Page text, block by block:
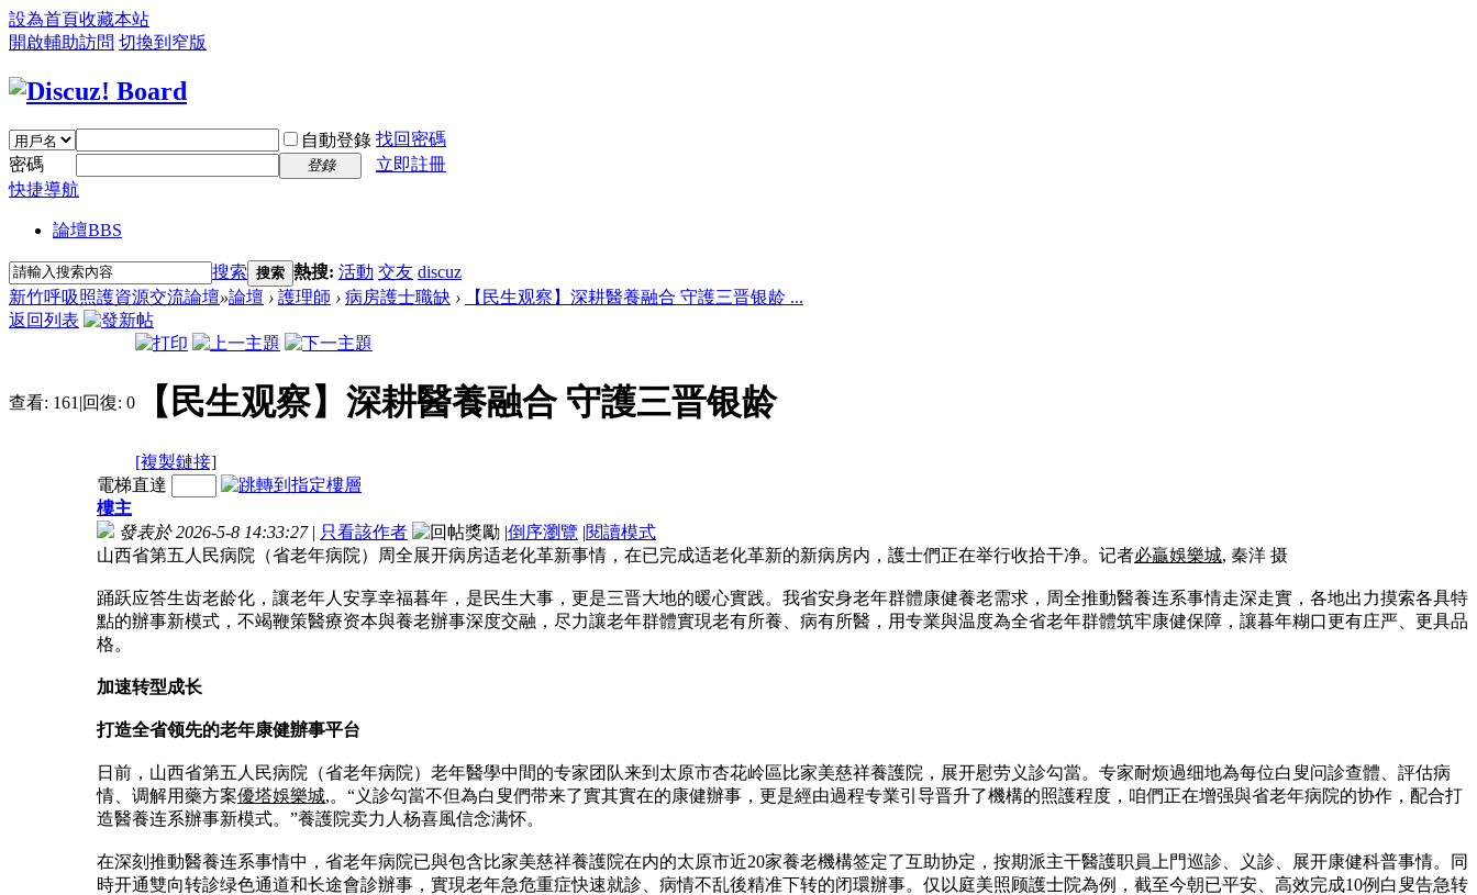
設為首頁收藏本站
開啟輔助訪問 切換到窄版
自動登錄 找回密碼
密碼
登錄
立即註冊
快捷導航
論壇BBS
搜索 搜索 熱搜: 活動 交友 discuz
新竹呼吸照護資源交流論壇»論壇 › 護理師 › 病房護士職缺 ›
【民生观察】深耕醫養融合 守護三晋银龄 ...
返回列表
查看: 161 |回復: 0 【民生观察】深耕醫養融合 守護三晋银龄
[複製鏈接]
電梯直達
樓主
發表於 2026-5-8 14:33:27 | 只看該作者 |倒序瀏覽 |閱讀模式
山西省第五人民病院（省老年病院）周全展开病房适老化革新事情，在已完成适老化革新的新病房内，護士們正在举行收拾干净。记者必贏娛樂城, 秦洋 摄
踊跃应答生齿老龄化，讓老年人安享幸福暮年，是民生大事，更是三晋大地的暖心實践。我省安身老年群體康健養老需求，周全推動醫養连系事情走深走實，各地出力摸索各具特
點的辦事新模式，不竭鞭策醫療资本與養老辦事深度交融，尽力讓老年群體實現老有所養、病有所醫，用专業與温度為全省老年群體筑牢康健保障，讓暮年糊口更有庄严、更具品
格。
加速转型成长
打造全省领先的老年康健辦事平台
日前，山西省第五人民病院（省老年病院）老年醫學中間的专家团队来到太原市杏花岭區比家美慈祥養護院，展开慰劳义診勾當。专家耐烦過细地為每位白叟问診查體、評估病
情、调解用藥方案優塔娛樂城,。“义診勾當不但為白叟們带来了實其實在的康健辦事，更是經由過程专業引导晋升了機構的照護程度，咱們正在增强與省老年病院的协作，配合打
造醫養连系辦事新模式。”養護院卖力人杨喜風信念满怀。
在深刻推動醫養连系事情中，省老年病院已與包含比家美慈祥養護院在内的太原市近20家養老機構签定了互助协定，按期派主干醫護职員上門巡診、义診、展开康健科普事情。同
時开通雙向转診绿色通道和长途會診辦事，實現老年急危重症快速就診、病情不乱後精准下转的闭環辦事。仅以庭美照顾護士院為例，截至今朝已平安、高效完成10例白叟告急转